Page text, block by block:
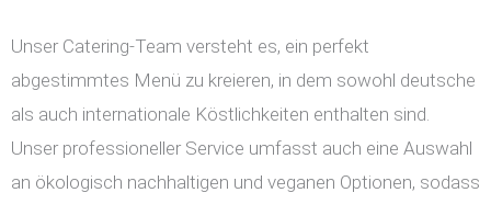
Unser Catering-Team versteht es, ein perfekt
abgestimmtes Menü zu kreieren, in dem sowohl deutsche
als auch internationale Köstlichkeiten enthalten sind.
Unser professioneller Service umfasst auch eine Auswahl
an ökologisch nachhaltigen und veganen Optionen, sodass